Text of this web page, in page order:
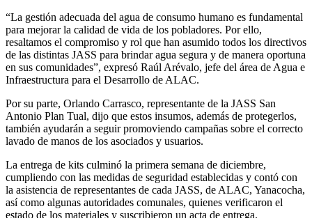
“La gestión adecuada del agua de consumo humano es fundamental
para mejorar la calidad de vida de los pobladores. Por ello,
resaltamos el compromiso y rol que han asumido todos los directivos
de las distintas JASS para brindar agua segura y de manera oportuna
en sus comunidades”, expresó Raúl Arévalo, jefe del área de Agua e
Infraestructura para el Desarrollo de ALAC.
Por su parte, Orlando Carrasco, representante de la JASS San
Antonio Plan Tual, dijo que estos insumos, además de protegerlos,
también ayudarán a seguir promoviendo campañas sobre el correcto
lavado de manos de los asociados y usuarios.
La entrega de kits culminó la primera semana de diciembre,
cumpliendo con las medidas de seguridad establecidas y contó con
la asistencia de representantes de cada JASS, de ALAC, Yanacocha,
así como algunas autoridades comunales, quienes verificaron el
estado de los materiales y suscribieron un acta de entrega.